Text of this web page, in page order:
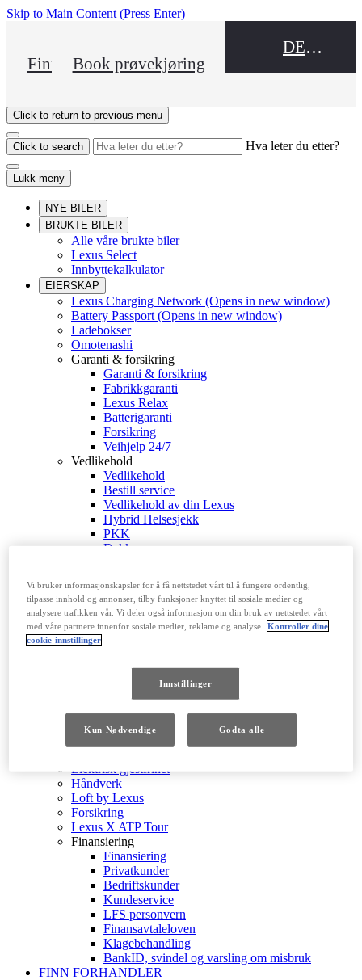
Skip to Main Content (Press Enter)
Finn en forhandler
Book prøvekjøring
DEALER NAME
Click to return to previous menu
Click to search Hva leter du etter?
Lukk meny
NYE BILER
BRUKTE BILER
Alle våre brukte biler
Lexus Select
Innbyttekalkulator
EIERSKAP
Lexus Charging Network (Opens in new window)
Battery Passport (Opens in new window)
Ladebokser
Omotenashi
Garanti & forsikring
Garanti & forsikring
Fabrikkgaranti
Lexus Relax
Batterigaranti
Forsikring
Veihjelp 24/7
Vedlikehold
Vedlikehold
Bestill service
Vedlikehold av din Lexus
Hybrid Helsesjekk
PKK
Dekk
Oljeskift
Tilkoblede tjenester & Multimedia
Tilkoblede tjenester & Multimedia
Bluetooth
Instruksjonsbøker
OPPDAG LEXUS
Elektrisk gjestfrihet
Håndverk
Loft by Lexus
Forsikring
Lexus X ATP Tour
Finansiering
Finansiering
Privatkunder
Bedriftskunder
Kundeservice
LFS personvern
Finansavtaleloven
Klagebehandling
BankID, svindel og varsling om misbruk
FINN FORHANDLER
Vi bruker informasjonskapsler for å få nettstedet vårt til å fungere ordentlig,
tilpasse innhold og annonser, tilby funksjoner knyttet til sosiale medier og
analysere trafikken vår. Vi deler også informasjon om din bruk av nettstedet vårt
med våre partnere innenfor sosiale medier, reklame og analyse.
Kontroller dine
cookie-innstillinger
Innstillinger
Kun Nødvendige Godta alle